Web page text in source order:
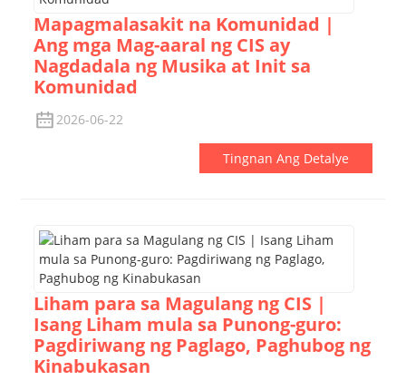
Mapagmalasakit na Komunidad |
Ang mga Mag-aaral ng CIS ay
Nagdadala ng Musika at Init sa
Komunidad
2026-06-22
Tingnan Ang Detalye
Liham para sa Magulang ng CIS |
Isang Liham mula sa Punong-guro:
Pagdiriwang ng Paglago, Paghubog ng
Kinabukasan